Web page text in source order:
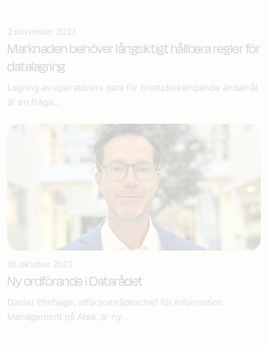
2 november 2023
Marknaden behöver långsiktigt hållbara regler för
datalagring
Lagring av operatörers data för brottsbekämpande ändamål
är en fråga...
26 oktober 2023
Ny ordförande i Datarådet
Daniel Ehnhage, affärsområdeschef för Information
Management på Atea, är ny...